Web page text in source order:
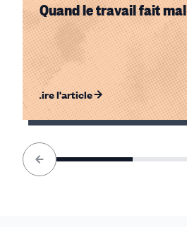
Quand le travail fait mal
Lire l'article